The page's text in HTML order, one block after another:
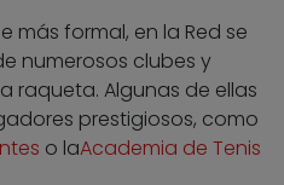
más formal, en la Red se
numerosos clubes y
raqueta. Algunas de ellas
prestigiosos, como
o laAcademia de Tenis